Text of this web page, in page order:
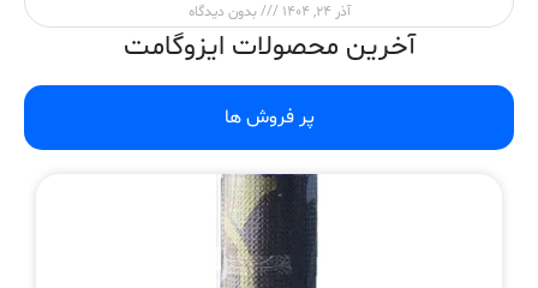
آذر 24, 1404 بدون دیدگاه
آخرین محصولات ایزوگامت
پر فروش ها